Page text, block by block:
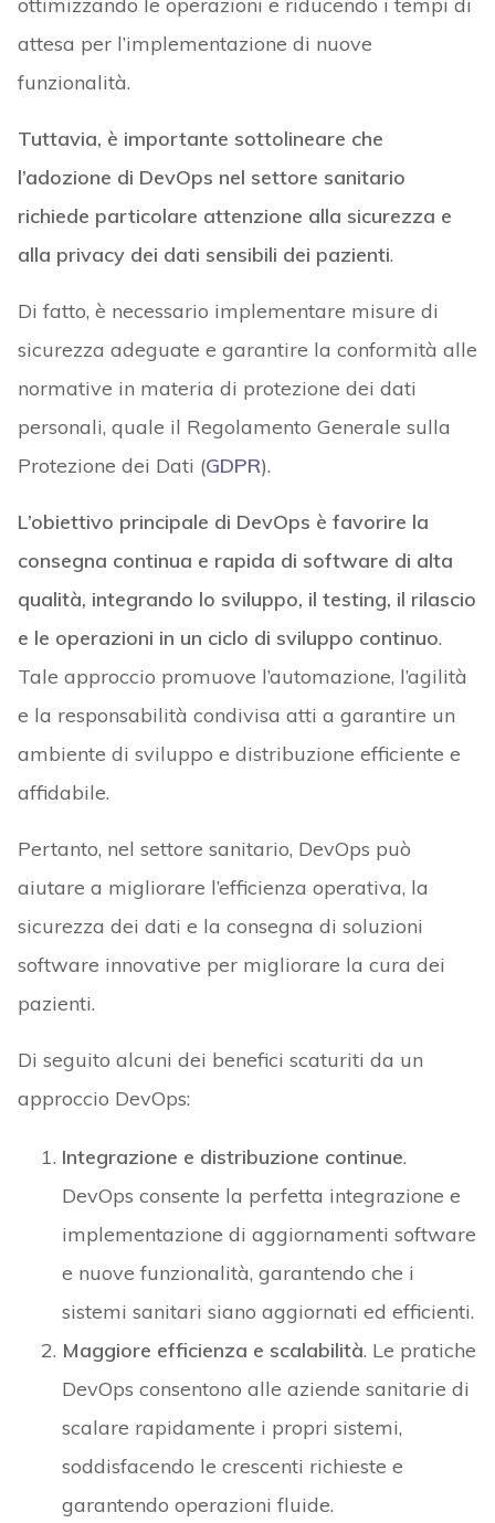
attesa per l’implementazione di nuove
funzionalità.
Tuttavia, è importante sottolineare che
l’adozione di DevOps nel settore sanitario
richiede particolare attenzione alla sicurezza e
alla privacy dei dati sensibili dei pazienti.
Di fatto, è necessario implementare misure di
sicurezza adeguate e garantire la conformità alle
normative in materia di protezione dei dati
personali, quale il Regolamento Generale sulla
Protezione dei Dati (GDPR).
L’obiettivo principale di DevOps è favorire la
consegna continua e rapida di software di alta
qualità, integrando lo sviluppo, il testing, il rilascio
e le operazioni in un ciclo di sviluppo continuo.
Tale approccio promuove l’automazione, l’agilità
e la responsabilità condivisa atti a garantire un
ambiente di sviluppo e distribuzione efficiente e
affidabile.
Pertanto, nel settore sanitario, DevOps può
aiutare a migliorare l’efficienza operativa, la
sicurezza dei dati e la consegna di soluzioni
software innovative per migliorare la cura dei
pazienti.
Di seguito alcuni dei benefici scaturiti da un
approccio DevOps:
Integrazione e distribuzione continue.
DevOps consente la perfetta integrazione e
implementazione di aggiornamenti software
e nuove funzionalità, garantendo che i
sistemi sanitari siano aggiornati ed efficienti.
Maggiore efficienza e scalabilità. Le pratiche
DevOps consentono alle aziende sanitarie di
scalare rapidamente i propri sistemi,
soddisfacendo le crescenti richieste e
garantendo operazioni fluide.